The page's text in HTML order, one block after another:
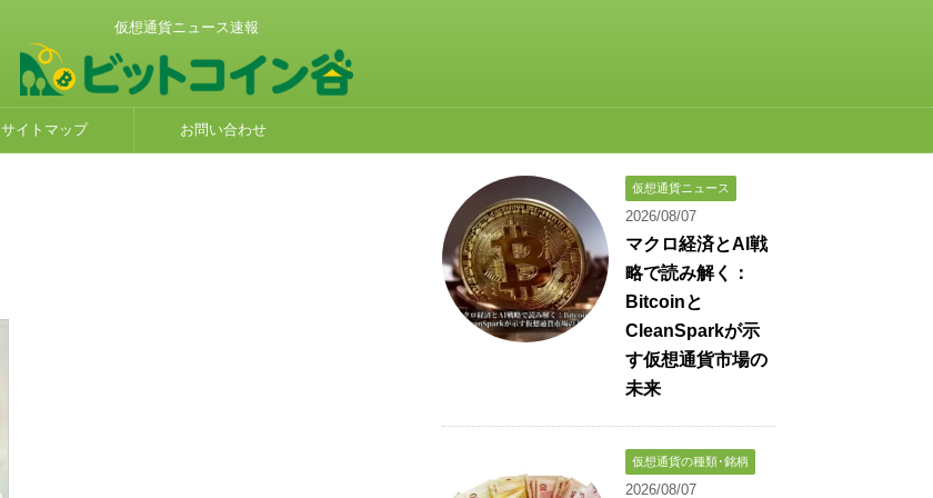
仮想通貨ニュース速報
サイトマップ お問い合わせ
仮想通貨ニュース
2026/08/07
マクロ経済とAI戦
略で読み解く：
Bitcoinと
CleanSparkが示
す仮想通貨市場の
未来
仮想通貨の種類･銘柄
2026/08/07